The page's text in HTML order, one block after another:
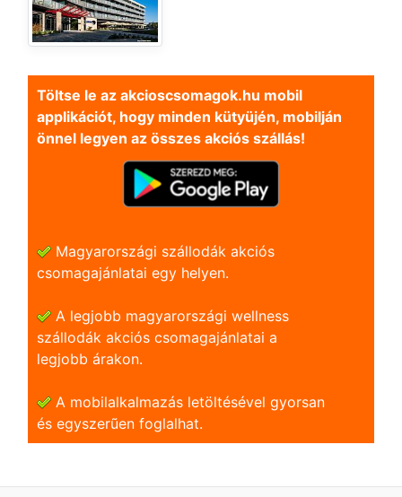
Töltse le az akcioscsomagok.hu mobil
applikációt, hogy minden kütyüjén, mobilján
önnel legyen az összes akciós szállás!
Magyarországi szállodák akciós
csomagajánlatai egy helyen.
A legjobb magyarországi wellness
szállodák akciós csomagajánlatai a
legjobb árakon.
A mobilalkalmazás letöltésével gyorsan
és egyszerũen foglalhat.